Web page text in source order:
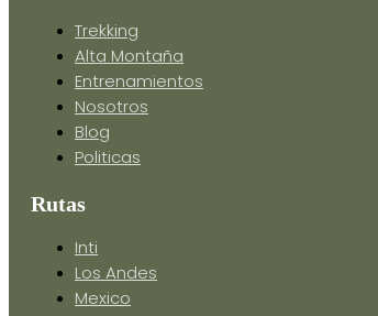
Trekking
Alta Montaña
Entrenamientos
Nosotros
Blog
Politicas
Rutas
Inti
Los Andes
Mexico